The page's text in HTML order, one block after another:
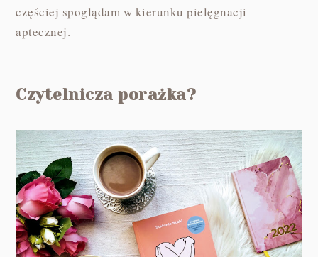
częściej spoglądam w kierunku pielęgnacji
aptecznej.
Czytelnicza porażka?